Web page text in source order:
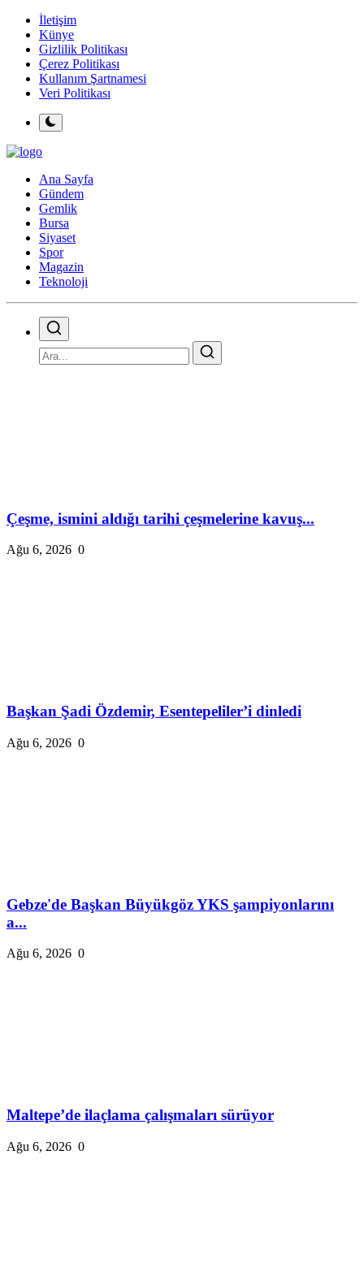
İletişim
Künye
Gizlilik Politikası
Çerez Politikası
Kullanım Şartnamesi
Veri Politikası
Ana Sayfa
Gündem
Gemlik
Bursa
Siyaset
Spor
Magazin
Teknoloji
Çeşme, ismini aldığı tarihi çeşmelerine kavuş...
Ağu 6, 2026 0
Başkan Şadi Özdemir, Esentepeliler’i dinledi
Ağu 6, 2026 0
Gebze'de Başkan Büyükgöz YKS şampiyonlarını
a...
Ağu 6, 2026 0
Maltepe’de ilaçlama çalışmaları sürüyor
Ağu 6, 2026 0